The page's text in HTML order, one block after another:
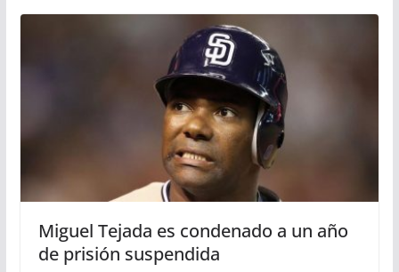
Miguel Tejada es condenado a un año
de prisión suspendida